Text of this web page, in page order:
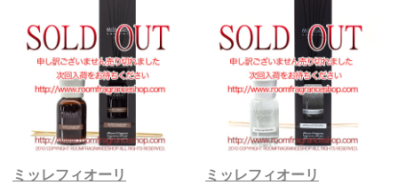
ミッレフィオーリ
ミッレフィオーリ